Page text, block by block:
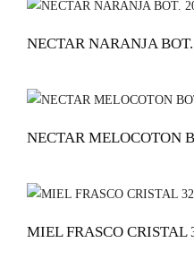
NECTAR NARANJA
NECTAR MELOCOTON
MIEL FRASCO CRISTAL